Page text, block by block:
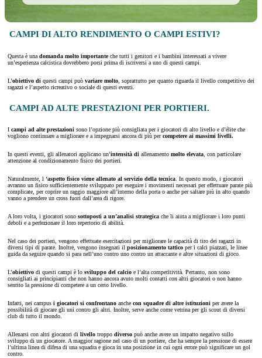
CAMPI DI ALTO RENDIMENTO O CAMPI ESTIVI?
Questa è una domanda molto importanteche tutti i genitori e i bambini interessati a vivere
un’esperienza calcistica dovrebbero porsi prima di iscriversi a uno di questi campi.
L’obiettivo di questi campi può variare molto , soprattutto per quanto riguarda il livello competitivo dei
ragazzi e l’aspetto ricreativo o sociale di questi eventi.
CAMPI AD ALTE PRESTAZIONI PER PORTIERI.
I campi ad alte prestazioni sono l’opzione più consigliata per i giocatori di alto livello e d’élite che
vogliono continuare a migliorare e a impegnarsi ancora di più percompetere ai massimi livelli.
In questi eventi, gli allenatori applicano un’intensità di allenamento molto elevata, con particolare
attenzione al condizionamento fisico dei portieri.
Naturalmente, l ‘aspetto fisico viene allenato al servizio della tecnica. In questo modo, i giocatori
avranno un fisico sufficientemente sviluppato per eseguire i movimenti necessari per effettuare parate più
complicate, per coprire un raggio maggiore all’interno della porta o anche per saltare più in alto quando
vanno a prendere un cross fuori dall’area di rigore.
A loro volta, i giocatori sono sottoposti a un’analisi strategica che li aiuta a migliorare i loro punti
deboli e a perfezionare il loro repertorio di abilità.
Nel caso dei portieri, vengono effettuate esercitazioni per migliorare le capacità di tiro dei ragazzi in
diversi tipi di parate. Inoltre, vengono insegnati il posizionamento tattico per i calci piazzati, le linee
guida da seguire quando si para nell’uno contro uno contro un attaccante e altre situazioni di gioco.
L’obiettivo di questi campi è lo sviluppo del calcio e l’alta competitività. Pertanto, non sono
consigliati ai principianti che non hanno ancora avuto molti contatti con altri giocatori o non hanno
sentito la pressione di competere a un certo livello.
Infatti, nei campus i giocatori si confrontano anche con squadre di altre istituzioni per avere la
possibilità di giocare gli uni contro gli altri. Inoltre, serve anche come vetrina per gli scout di diversi
club di tutto il mondo.
Allenarsi con altri giocatori di livello troppo diverso può anche avere un impatto negativo sullo
sviluppo di un giocatore. A maggior ragione nel caso di un portiere, che ha sempre la pressione di essere
l’ultima linea di difesa di una squadra e gioca in una posizione in cui ogni errore può significare un gol
contro.